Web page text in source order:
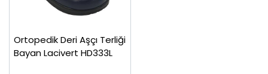
Ortopedik Deri Aşçı Terliği
Bayan Lacivert HD333L